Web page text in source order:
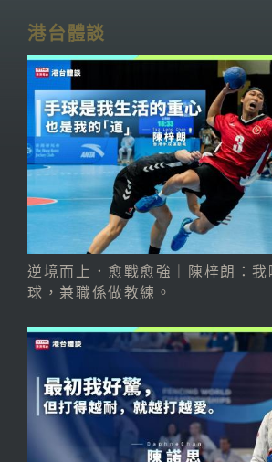
港台體談
逆境而上．愈戰愈強｜陳梓朗：
球，兼職係做教練。